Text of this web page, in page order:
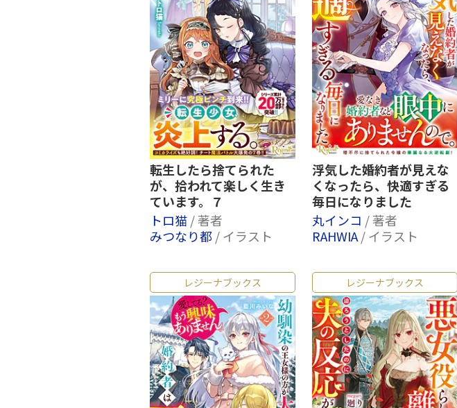
転生したら捨てられた
が、拾われて楽しく生き
ています。７
トロ猫/ 著者
みつなり都 / イラスト
浮気した婚約者が見えな
くなったら、快適すぎる
毎日になりました
丸インコ / 著者
RAHWIA/ イラスト
レジーナブックス レジーナブックス